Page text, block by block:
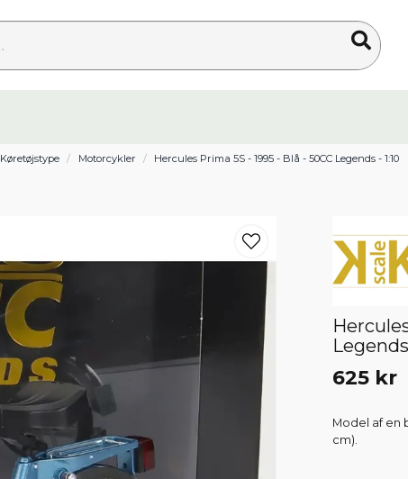
Køretøjstype Motorcykler Hercules Prima 5S - 1995 - Blå - 50CC Legends - 1:10
Legends
625 kr
Model af en
cm).